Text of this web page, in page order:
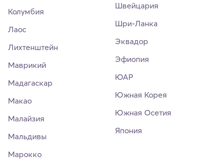
Колумбия
Лаос
Лихтенштейн
Маврикий
Мадагаскар
Макао
Малайзия
Мальдивы
Марокко
Швейцария
Шри-Ланка
Эквадор
Эфиопия
ЮАР
Южная Корея
Южная Осетия
Япония